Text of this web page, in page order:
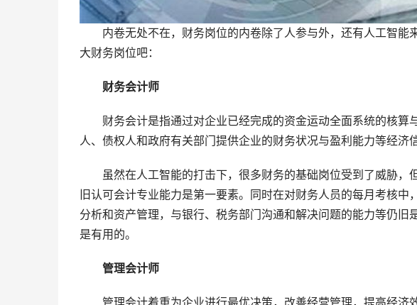
内卷无处不在，财务岗位的内卷除了人参与外，还有人工智能
大财务岗位吧：
财务会计师
财务会计是指通过对企业已经完成的资金运动全面系统的核算
人、债权人和政府有关部门提供企业的财务状况与盈利能力等经济
虽然在人工智能的打击下，很多财务的基础岗位受到了威胁，
旧认可会计专业能力是第一要素。同时在对财务人员的每月考核
分析和资产管理，与银行、税务部门沟通和解决问题的能力等仍
是有用的。
管理会计师